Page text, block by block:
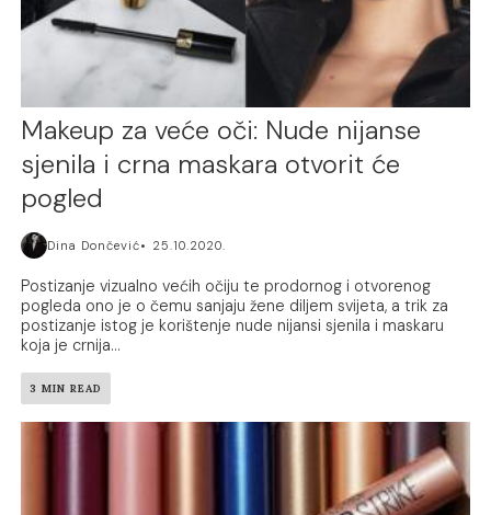
Makeup za veće oči: Nude nijanse
sjenila i crna maskara otvorit će
pogled
Dina Dončević 25.10.2020.
Postizanje vizualno većih očiju te prodornog i otvorenog
pogleda ono je o čemu sanjaju žene diljem svijeta, a trik za
postizanje istog je korištenje nude nijansi sjenila i maskaru
koja je crnija...
3 MIN READ